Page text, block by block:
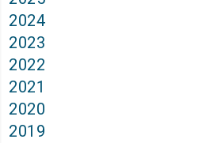
2024
2023
2022
2021
2020
2019